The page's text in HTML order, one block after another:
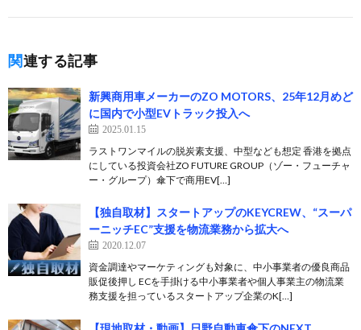
関連する記事
新興商用車メーカーのZO MOTORS、25年12月めど
に国内で小型EVトラック投入へ
2025.01.15
ラストワンマイルの脱炭素支援、中型なども想定 香港を拠点
にしている投資会社ZO FUTURE GROUP（ゾー・フューチャ
ー・グループ）傘下で商用EV[…]
【独自取材】スタートアップのKEYCREW、“スーパ
ーニッチEC”支援を物流業務から拡大へ
2020.12.07
資金調達やマーケティングも対象に、中小事業者の優良商品
販促後押し ECを手掛ける中小事業者や個人事業主の物流業
務支援を担っているスタートアップ企業のK[…]